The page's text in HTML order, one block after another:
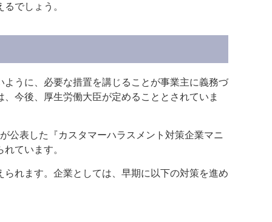
でしょう。
うに、必要な措置を講じることが事業主に義務づ
今後、厚生労働大臣が定めることとされていま
公表した『カスタマーハラスメント対策企業マニ
ています。
れます。企業としては、早期に以下の対策を進め